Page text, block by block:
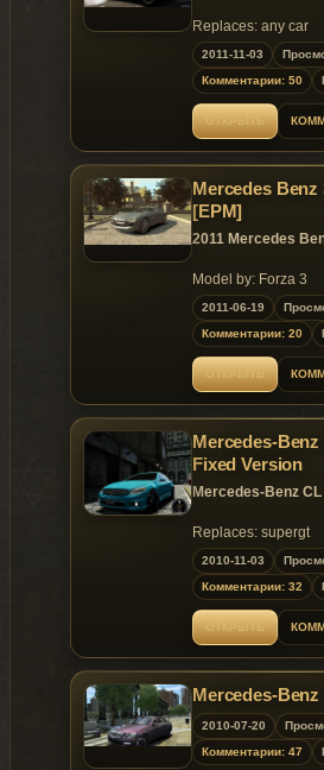
save. Import it back
Replaces: any car
2011-11-03
Комментарии: 50
Mercedes Benz
[EPM]
2011 Mercedes
Model by: Forza 3
Edit & convert:
Settings by:
Changes in v.3.0:
New
New trunk
New HQ
(template
Several
Fixed a bug
a game
Updated
2011-06-19
Комментарии: 20
Mercedes-Benz
Fixed Version
Mercedes-Benz CL
Replaces: supergt
2010-11-03
Комментарии: 32
Mercedes-Benz
2010-07-20
Комментарии: 47